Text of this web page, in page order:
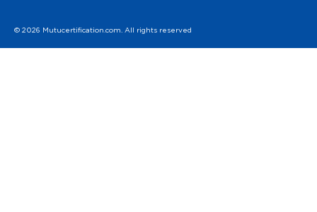
© 2026 Mutucertification.com. All rights reserved